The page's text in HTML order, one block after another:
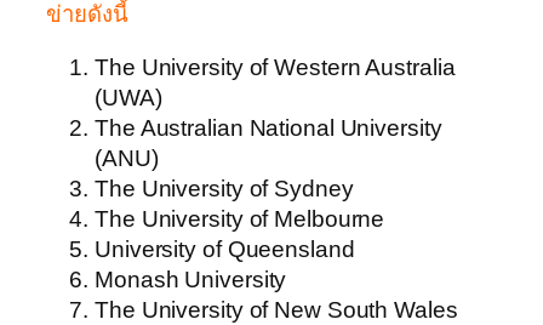
ข่ายดังนี้
The University of Western Australia
(UWA)
The Australian National University
(ANU)
The University of Sydney
The University of Melbourne
University of Queensland
Monash University
The University of New South Wales